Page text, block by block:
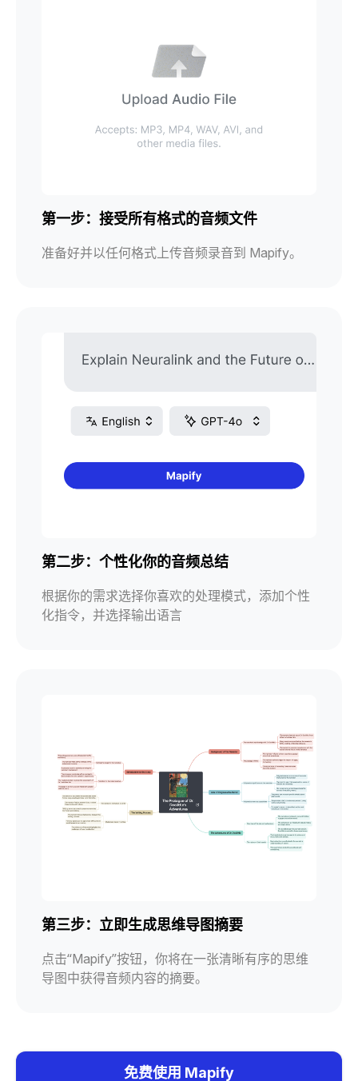
第一步：接受所有格式的音频文件
准备好并以任何格式上传音频录音到 Mapify。
第二步：个性化你的音频总结
根据你的需求选择你喜欢的处理模式，添加个性
化指令，并选择输出语言
第三步：立即生成思维导图摘要
点击“Mapify”按钮，你将在一张清晰有序的思维
导图中获得音频内容的摘要。
免费使用 Mapify